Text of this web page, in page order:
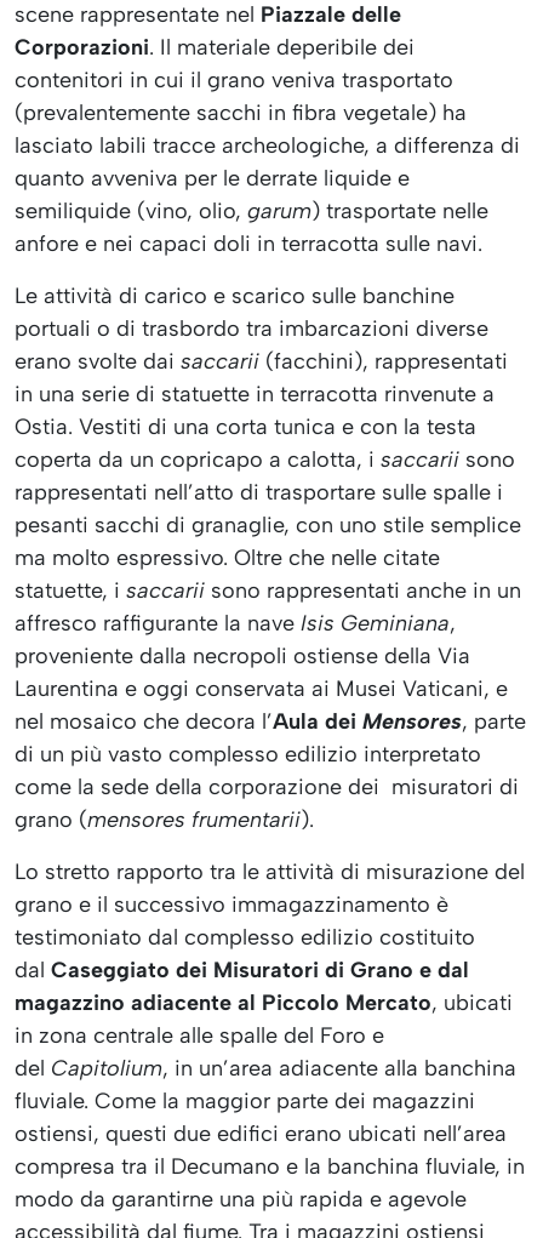
scene rappresentate nel Piazzale delle
Corporazioni. Il materiale deperibile dei
contenitori in cui il grano veniva trasportato
(prevalentemente sacchi in fibra vegetale) ha
lasciato labili tracce archeologiche, a differenza di
quanto avveniva per le derrate liquide e
semiliquide (vino, olio, garum) trasportate nelle
anfore e nei capaci doli in terracotta sulle navi.
Le attività di carico e scarico sulle banchine
portuali o di trasbordo tra imbarcazioni diverse
erano svolte dai saccarii (facchini), rappresentati
in una serie di statuette in terracotta rinvenute a
Ostia. Vestiti di una corta tunica e con la testa
coperta da un copricapo a calotta, i saccarii sono
rappresentati nell’atto di trasportare sulle spalle i
pesanti sacchi di granaglie, con uno stile semplice
ma molto espressivo. Oltre che nelle citate
statuette, i saccarii sono rappresentati anche in un
affresco raffigurante la nave Isis Geminiana,
proveniente dalla necropoli ostiense della Via
Laurentina e oggi conservata ai Musei Vaticani, e
nel mosaico che decora l’Aula dei Mensores, parte
di un più vasto complesso edilizio interpretato
come la sede della corporazione dei misuratori di
grano (mensores frumentarii).
Lo stretto rapporto tra le attività di misurazione del
grano e il successivo immagazzinamento è
testimoniato dal complesso edilizio costituito
dal Caseggiato dei Misuratori di Grano e dal
magazzino adiacente al Piccolo Mercato, ubicati
in zona centrale alle spalle del Foro e
del Capitolium, in un’area adiacente alla banchina
fluviale. Come la maggior parte dei magazzini
ostiensi, questi due edifici erano ubicati nell’area
compresa tra il Decumano e la banchina fluviale, in
modo da garantirne una più rapida e agevole
accessibilità dal fiume. Tra i magazzini ostiensi